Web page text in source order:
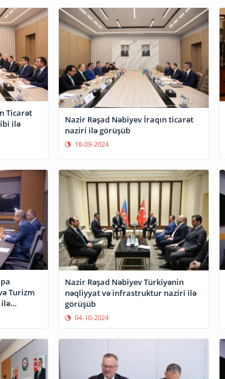
Ticarət
ilə
Nazir Rəşad Nəbiyev İraqın ticarət
naziri ilə görüşüb
18-09-2024
Turizm
Nazir Rəşad Nəbiyev Türkiyənin
nəqliyyat və infrastruktur naziri ilə
görüşüb
04-10-2024